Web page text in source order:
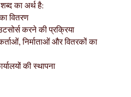
का अर्थ है:
वितरण
करने की प्रक्रिया
निर्माताओं और वितरकों का
की स्थापना